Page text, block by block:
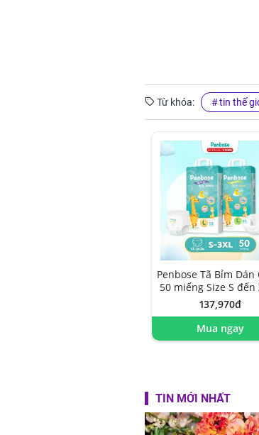
Từ khóa: tin thế
Penbose Tã Bỉm Dán
50 miếng Size S đến
137,970đ
Mua ngay
TIN MỚI NHẤT